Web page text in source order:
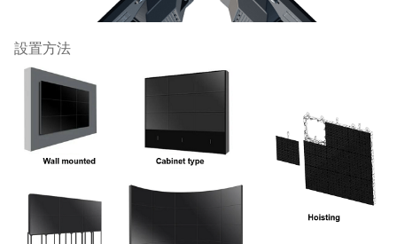
設置方法